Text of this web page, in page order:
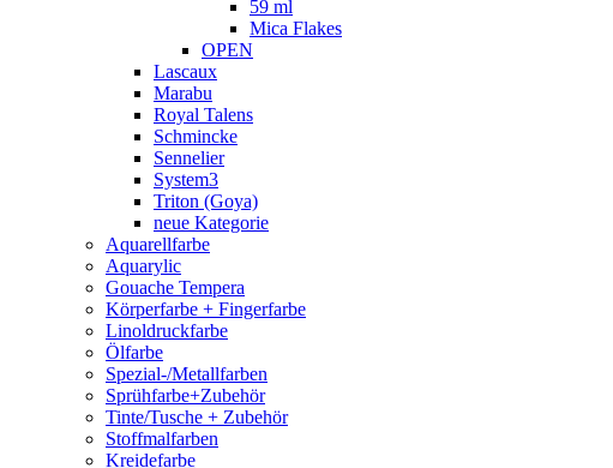
59 ml
Mica Flakes
OPEN
Lascaux
Marabu
Royal Talens
Schmincke
Sennelier
System3
Triton (Goya)
neue Kategorie
Aquarellfarbe
Aquarylic
Gouache Tempera
Körperfarbe + Fingerfarbe
Linoldruckfarbe
Ölfarbe
Spezial-/Metallfarben
Sprühfarbe+Zubehör
Tinte/Tusche + Zubehör
Stoffmalfarben
Kreidefarbe